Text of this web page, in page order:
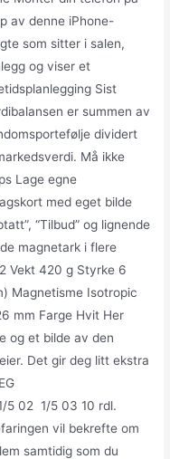
av denne iPhone-
som sitter i salen,
og viser et
Sist
er summen av
dividert
Må ikke
Lage egne
med eget bilde
“Tilbud” og lignende
magnetark i flere
Vekt 420 g Styrke 6
Magnetisme Isotropic
mm Farge Hvit Her
og et bilde av den
Det gir deg litt ekstra
5 02  1/5 03 10 rdl.
vil bekrefte om
samtidig som du